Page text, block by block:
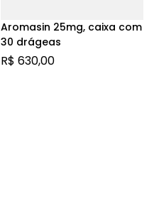
Aromasin 25mg, caixa com
30 drágeas
R$ 630,00